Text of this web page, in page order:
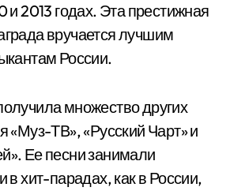
и 2013 годах. Эта престижная
вручается лучшим
России.
множество других
«Муз-ТВ», «Русский Чарт» и
Ее песни занимали
в хит-парадах, как в России,